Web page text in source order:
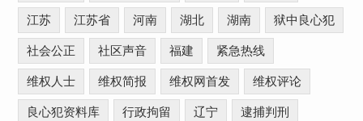
江苏 江苏省 河南 湖北 湖南 狱中良心犯
社会公正 社区声音 福建 紧急热线
维权人士 维权简报 维权网首发 维权评论
良心犯资料库 行政拘留 辽宁 逮捕判刑